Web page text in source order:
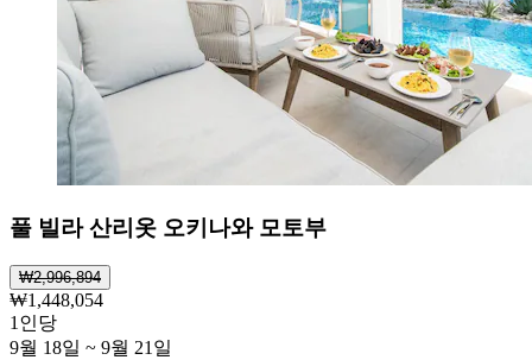
풀 빌라 산리옷 오키나와 모토부
₩2,996,894
₩1,448,054
1인당
9월 18일 ~ 9월 21일